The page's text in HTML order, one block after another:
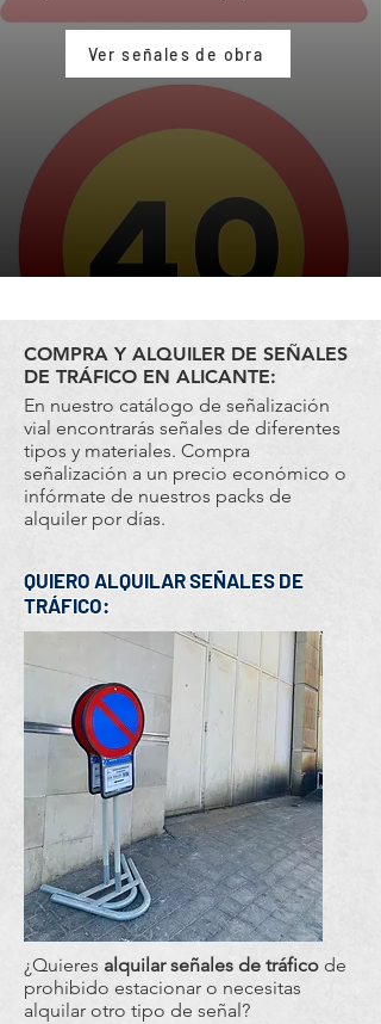
Ver señales de obra
COMPRA Y ALQUILER DE SEÑALES
DE TRÁFICO EN ALICANTE:
En nuestro catálogo de señalización
vial encontrarás señales de diferentes
tipos y materiales. Compra
señalización a un precio económico o
infórmate de nuestros packs de
alquiler por días.
QUIERO ALQUILAR SEÑALES DE
TRÁFICO:
¿Quieres alquilar señales de tráfico de
prohibido estacionar o necesitas
alquilar otro tipo de señal?